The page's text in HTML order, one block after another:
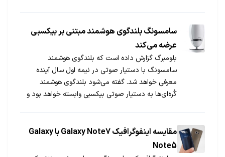
سامسونگ بلندگوی هوشمند مبتنی بر بیکسبی
عرضه می‌کند
بلومبرگ گزارش داده است که بلندگوی هوشمند
سامسونگ با دستیار صوتی در نیمه اول سال آینده
معرفی خواهد شد. گفته می‌شود بلندگوی هوشمند
کُره‌ای‌ها به دستیار صوتی بیکسبی وابسته خواهد بود و
مقایسه اینفوگرافیک Galaxy Note7 با Galaxy
Note5